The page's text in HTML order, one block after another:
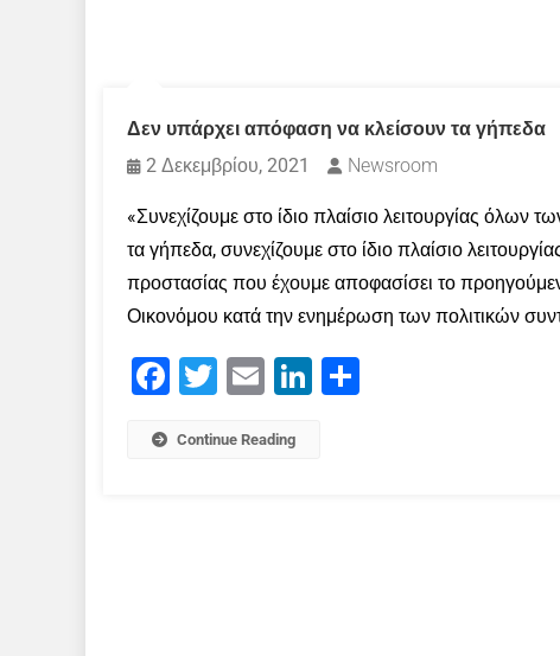
Δεν υπάρχει απόφαση να κλείσουν τα γήπεδα
2 Δεκεμβρίου, 2021
Newsroom
«Συνεχίζουμε στο ίδιο πλαίσιο λειτουργίας
τα γήπεδα, συνεχίζουμε στο ίδιο πλαίσιο
προστασίας που έχουμε αποφασίσει το
Οικονόμου κατά την ενημέρωση των πολιτικών
Facebook
Twitter Email LinkedIn
Continue Reading